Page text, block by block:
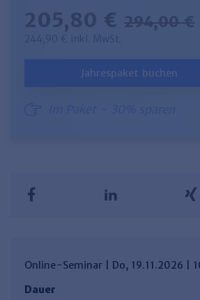
205,80 € 294,00 €
244,90 € inkl. MwSt.
Jahrespaket buchen
Im Paket - 30% sparen
Online-Seminar | Do, 19.11.2026 |
Dauer